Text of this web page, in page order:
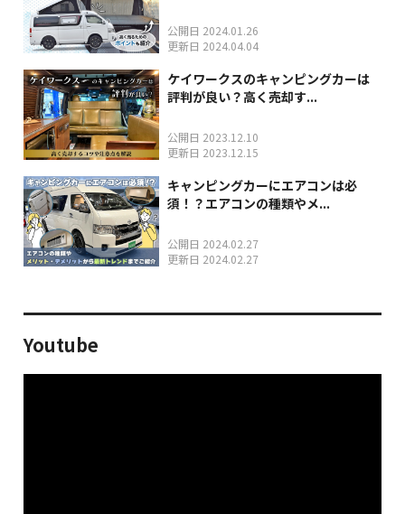
公開日 2024.01.26
更新日 2024.04.04
ケイワークスのキャンピングカーは
評判が良い？高く売却す...
公開日 2023.12.10
更新日 2023.12.15
キャンピングカーにエアコンは必
須！？エアコンの種類やメ...
公開日 2024.02.27
更新日 2024.02.27
Youtube